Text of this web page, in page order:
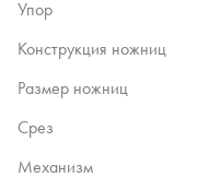
Упор
Конструкция ножниц
Размер ножниц
Срез
Механизм